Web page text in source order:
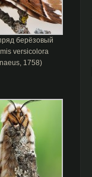
берёзовый
versicolora
1758)